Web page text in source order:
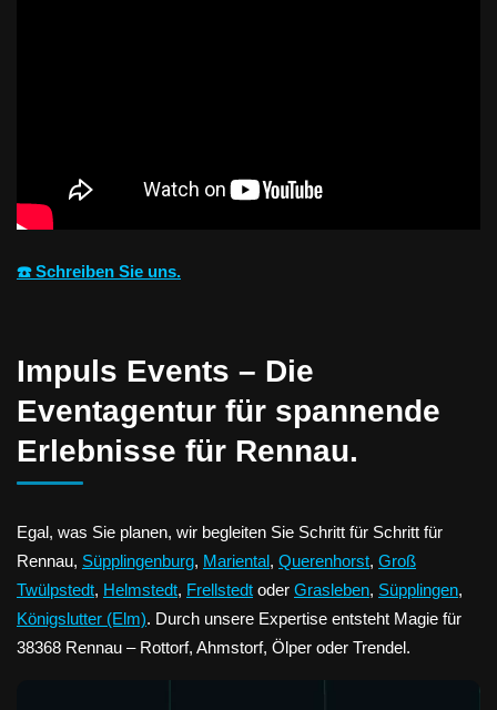
☎️ Schreiben Sie uns.
Impuls Events – Die
Eventagentur für spannende
Erlebnisse für Rennau.
Egal, was Sie planen, wir begleiten Sie Schritt für Schritt für
Rennau, Süpplingenburg, Mariental, Querenhorst, Groß
Twülpstedt, Helmstedt, Frellstedt oder Grasleben, Süpplingen,
Königslutter (Elm). Durch unsere Expertise entsteht Magie für
38368 Rennau – Rottorf, Ahmstorf, Ölper oder Trendel.